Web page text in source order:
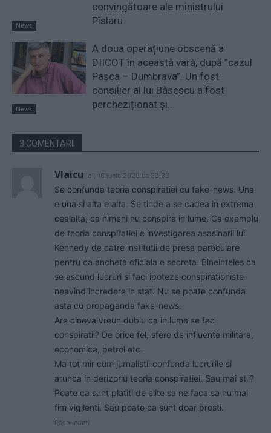
News
convingătoare ale ministrului
Pîslaru
News
A doua operațiune obscenă a
DIICOT în această vară, după ”cazul
Pașca – Dumbrava”. Un fost
consilier al lui Băsescu a fost
percheziționat și...
3 COMENTARII
Vlaicu joi, 18 iunie 2020 La 23.33
Se confunda teoria conspiratiei cu fake-news. Una
e una si alta e alta. Se tinde a se cadea in extrema
cealalta, ca nimeni nu conspira in lume. Ca exemplu
de teoria conspiratiei e investigarea asasinarii lui
Kennedy de catre institutii de presa particulare
pentru ca ancheta oficiala e secreta. Bineinteles ca
se ascund lucruri si faci ipoteze conspirationiste
neavind incredere in stat. Nu se poate confunda
asta cu propaganda fake-news.
Are cineva vreun dubiu ca in lume se fac
conspiratii? De orice fel, sfere de influenta militara,
economica, petrol etc.
Ma tot mir cum jurnalistii confunda lucrurile si
arunca in derizoriu teoria conspiratiei. Sau mai stii?
Poate ca sunt platiti de elite sa ne faca sa nu mai
fim vigilenti. Sau poate ca sunt doar prosti.
Răspundeți